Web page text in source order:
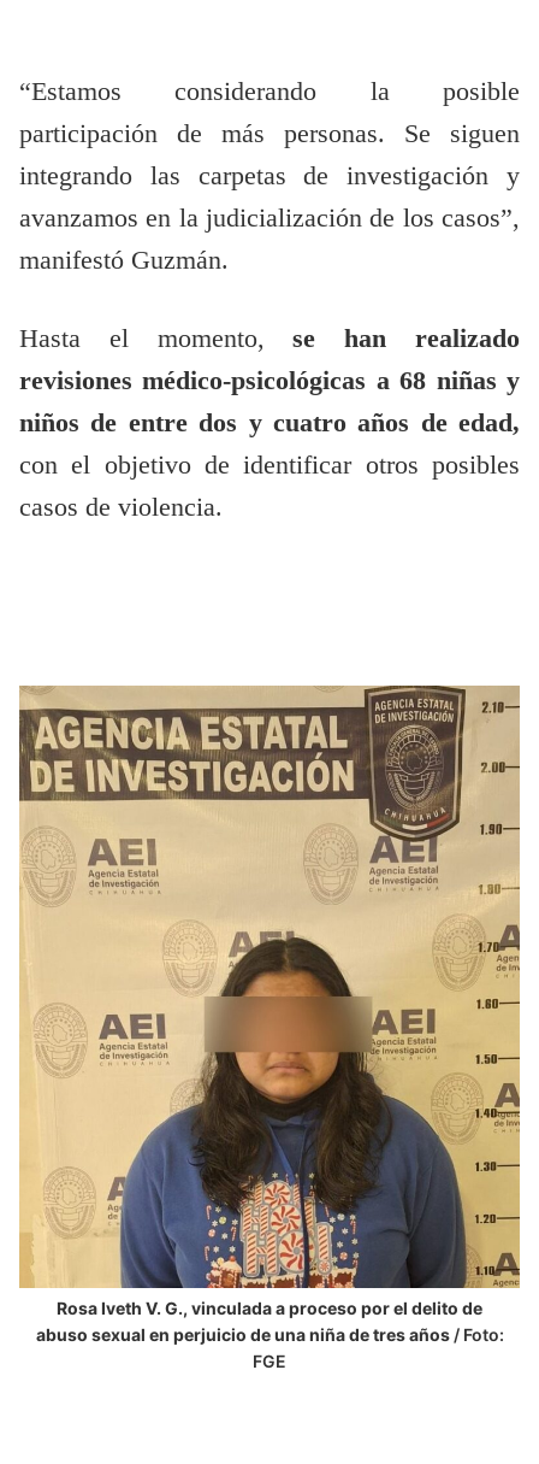
“Estamos considerando la posible
participación de más personas. Se siguen
integrando las carpetas de investigación y
avanzamos en la judicialización de los casos”,
manifestó Guzmán.
Hasta el momento, se han realizado
revisiones médico-psicológicas a 68 niñas y
niños de entre dos y cuatro años de edad,
con el objetivo de identificar otros posibles
casos de violencia.
Rosa Iveth V. G., vinculada a proceso por el delito de
abuso sexual en perjuicio de una niña de tres años/ Foto:
FGE